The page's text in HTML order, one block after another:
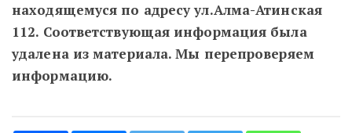
находящемуся по адресу ул.Алма-Атинская
112. Соответствующая информация была
удалена из материала. Мы перепроверяем
информацию.